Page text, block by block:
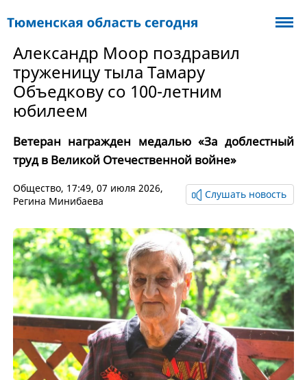
Александр Моор поздравил
труженицу тыла Тамару
Объедкову со 100-летним
юбилеем
Ветеран награжден медалью «За доблестный
труд в Великой Отечественной войне»
Общество, 17:49, 07 июля 2026,
Регина Минибаева
Слушать новость